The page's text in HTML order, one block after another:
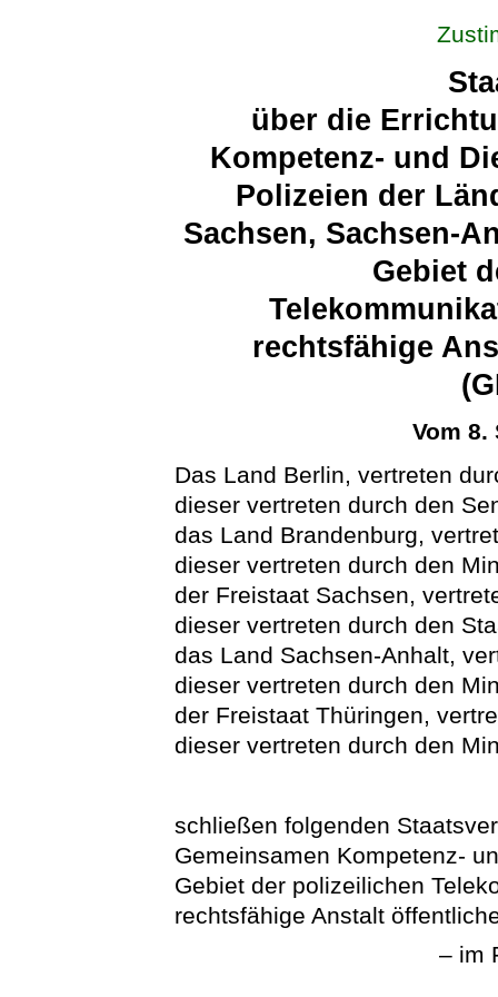
über die
Kompetenz- und
Polizeien der
Sachsen, Sachsen-
Gebiet
rechtsfähige
Vom 8.
Das Land Berlin, vertreten
dieser vertreten durch den
das Land Brandenburg,
dieser vertreten durch den
der Freistaat Sachsen,
dieser vertreten durch den
das Land Sachsen-Anhalt,
dieser vertreten durch den
der Freistaat Thüringen,
dieser vertreten durch den
schließen folgenden
Gemeinsamen Kompetenz-
Gebiet der polizeilichen
rechtsfähige Anstalt
– im